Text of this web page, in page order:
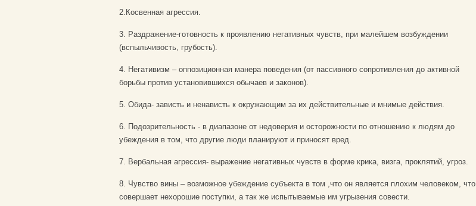
2.Косвенная агрессия.
3. Раздражение-готовность к проявлению негативных чувств, при малейшем возбуждении
(вспыльчивость, грубость).
4. Негативизм – оппозиционная манера поведения (от пассивного сопротивления до активной
борьбы против установившихся обычаев и законов).
5. Обида- зависть и ненависть к окружающим за их действительные и мнимые действия.
6. Подозрительность - в диапазоне от недоверия и осторожности по отношению к людям до
убеждения в том, что другие люди планируют и приносят вред.
7. Вербальная агрессия- выражение негативных чувств в форме крика, визга, проклятий, угроз.
8. Чувство вины – возможное убеждение субъекта в том ,что он является плохим человеком, что
совершает нехорошие поступки, а так же испытываемые им угрызения совести.